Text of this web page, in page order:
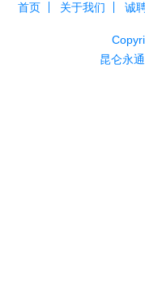
首页 关于我们 诚
昆仑永